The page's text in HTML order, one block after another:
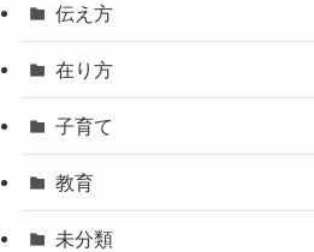
伝え方
在り方
子育て
教育
未分類